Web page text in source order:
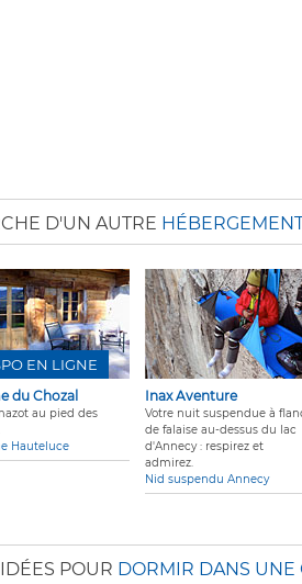
D'UN AUTRE
du Chozal
au pied des
Hauteluce
EN LIGNE
Inax Aventure
Votre nuit suspendue à
de falaise au-dessus du lac
d'Annecy : respirez et
admirez.
Nid suspendu Annecy
POUR DORMIR DANS UNE